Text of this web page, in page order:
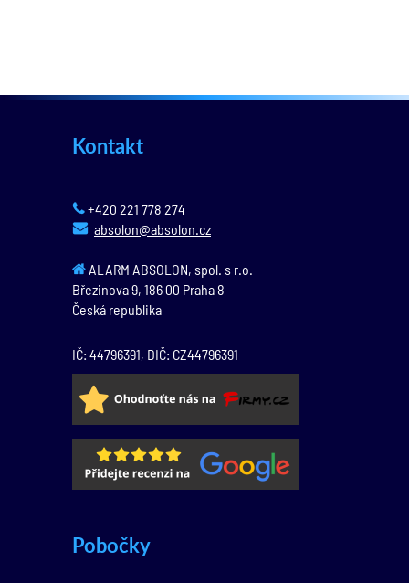
Kontakt
+420 221 778 274
absolon@absolon.cz
ALARM ABSOLON, spol. s r.o.
Březinova 9, 186 00 Praha 8
Česká republika
IČ: 44796391, DIČ: CZ44796391
Pobočky